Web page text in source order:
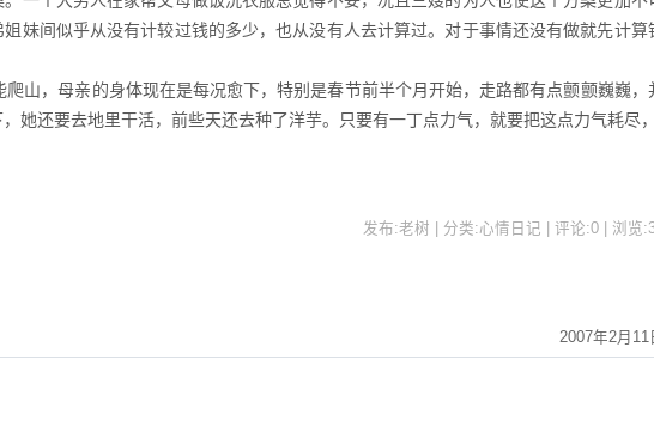
妹间似乎从没有计较过钱的多少，也从没有人去计算过。对于事情还没有做就先计算
山，母亲的身体现在是每况愈下，特别是春节前半个月开始，走路都有点颤颤巍巍，
，她还要去地里干活，前些天还去种了洋芋。只要有一丁点力气，就要把这点力气耗尽
发布:老树 | 分类:心情日记 | 评论:0 | 浏览:
2007年2月11